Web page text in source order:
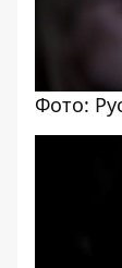
Фото: